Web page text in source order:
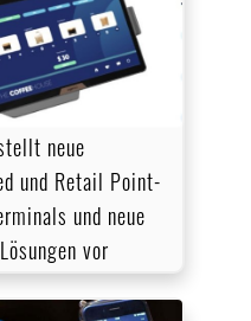
neue
und Retail Point-
und neue
vor